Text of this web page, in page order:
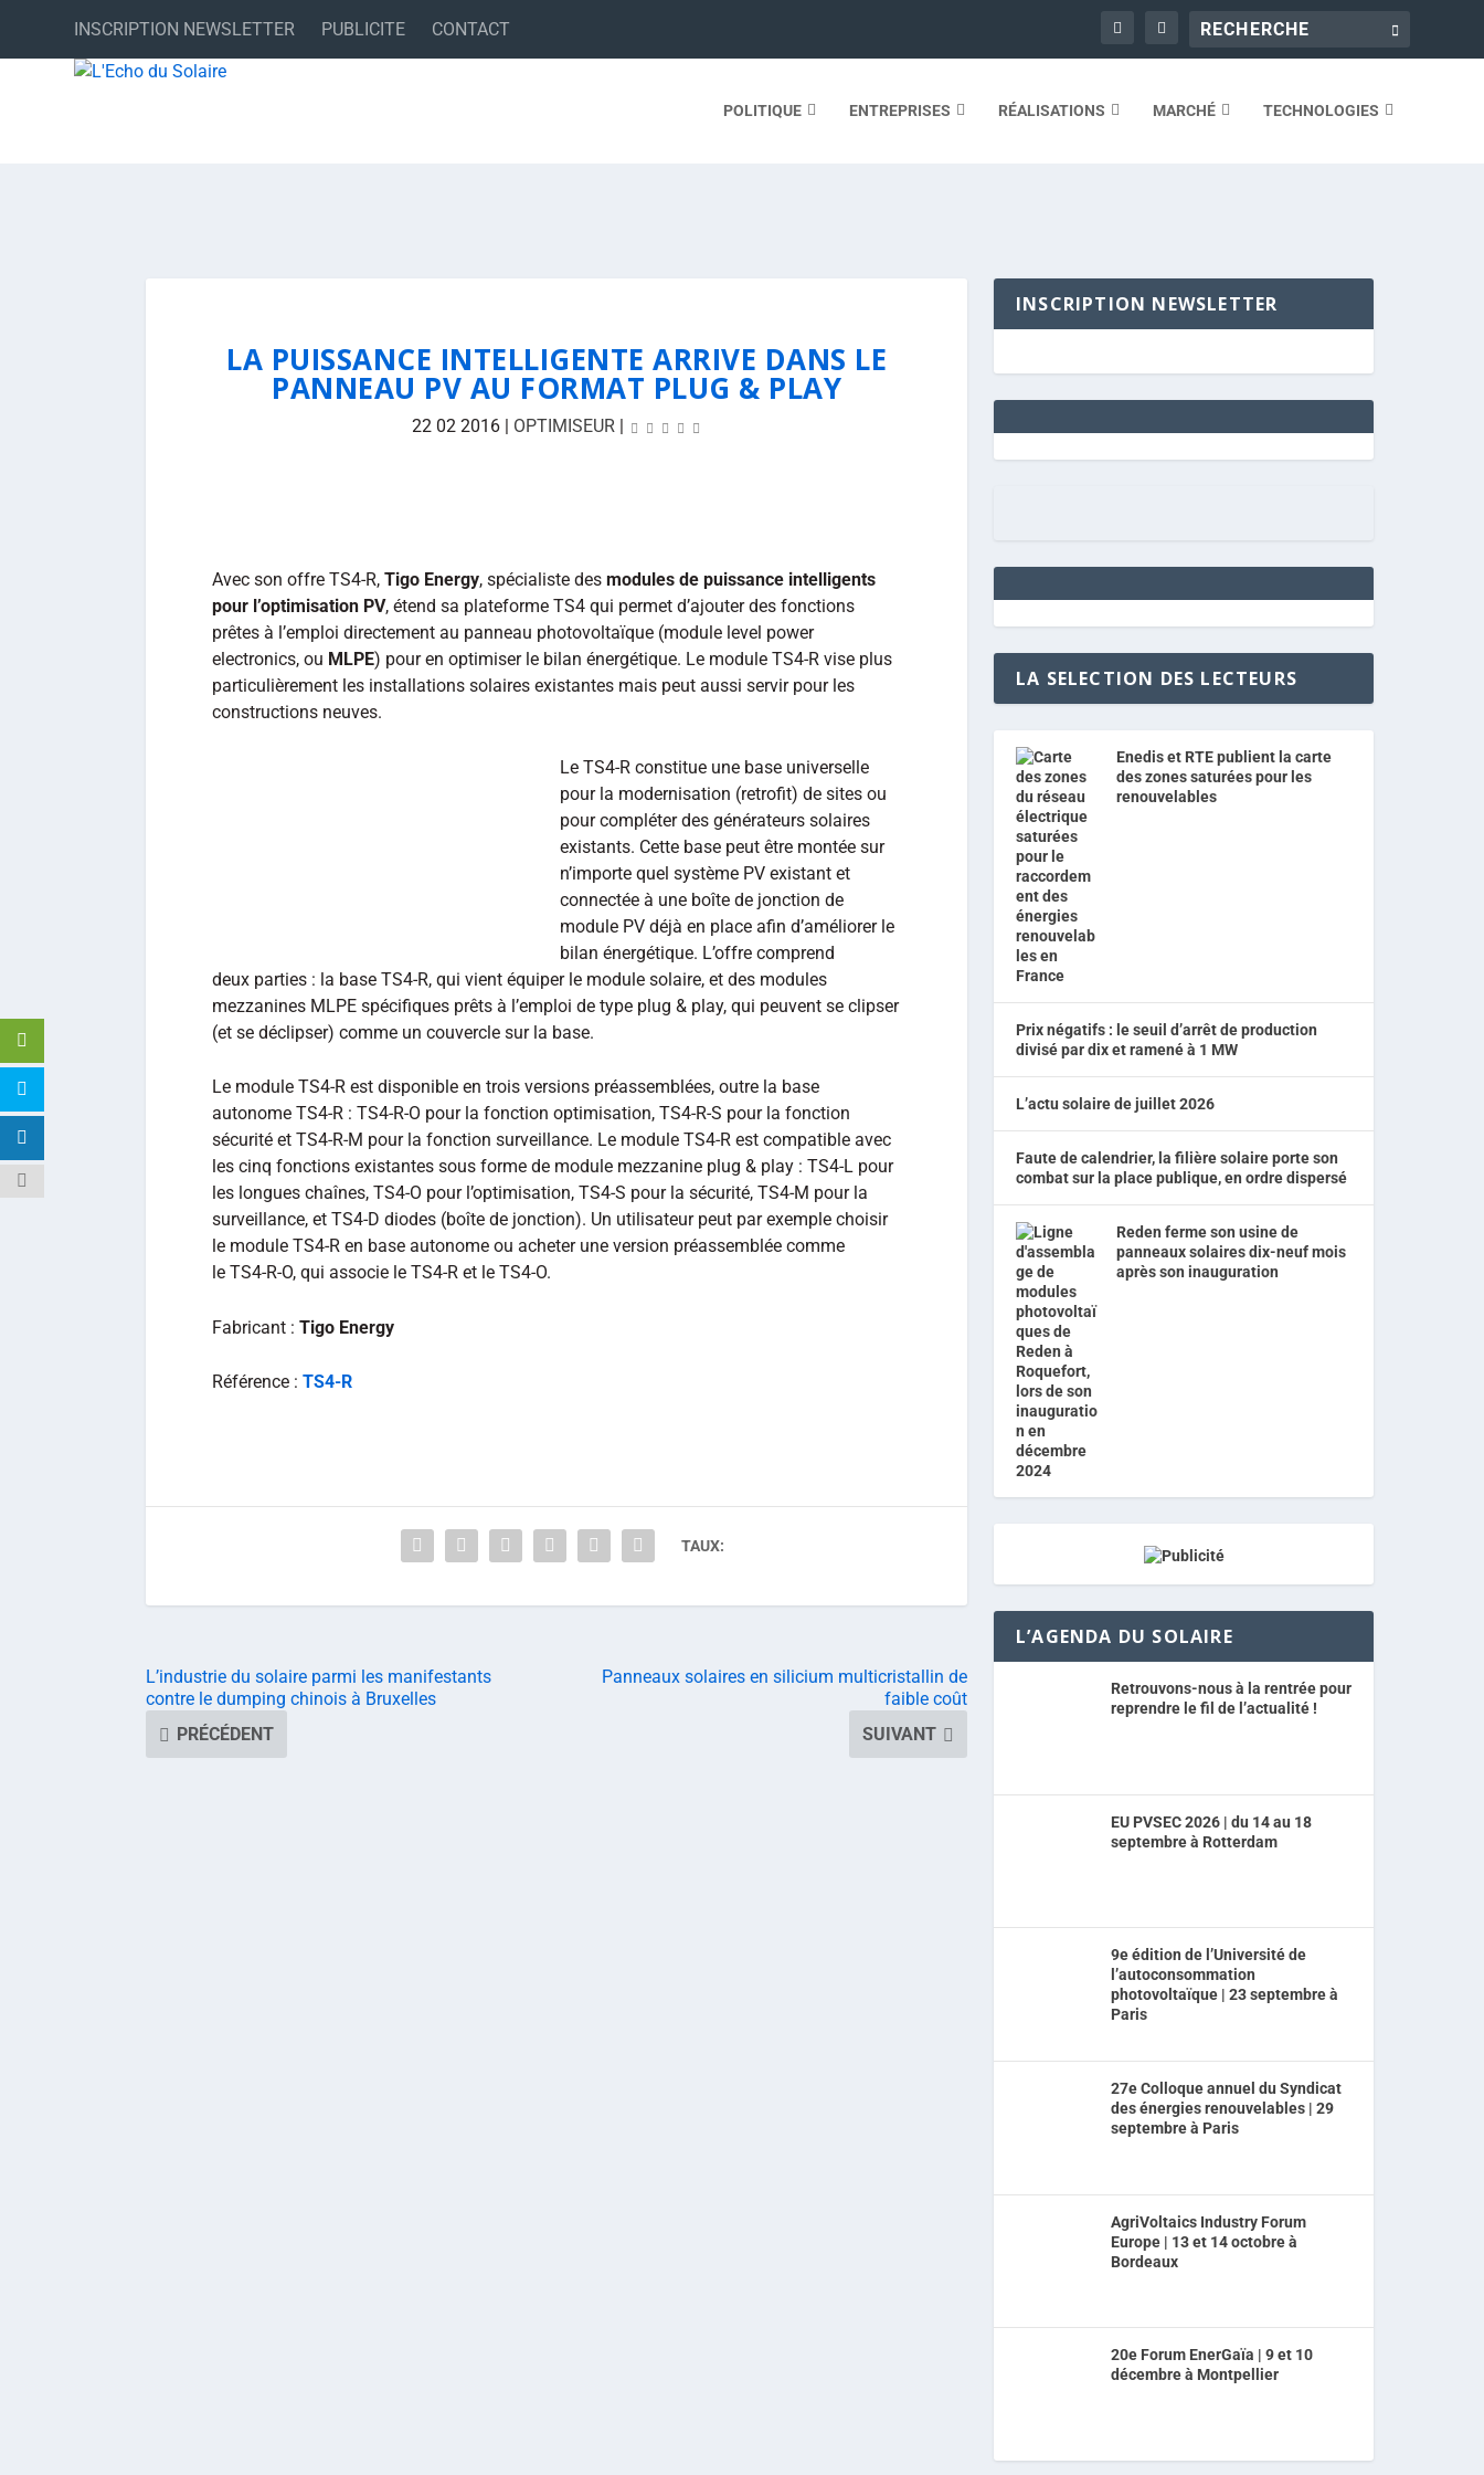
INSCRIPTION NEWSLETTER PUBLICITE CONTACT
POLITIQUE ENTREPRISES RÉALISATIONS MARCHÉ TECHNOLOGIES
LA PUISSANCE INTELLIGENTE ARRIVE DANS LE
PANNEAU PV AU FORMAT PLUG & PLAY
22 02 2016 | OPTIMISEUR |
Avec son offre TS4-R, Tigo Energy, spécialiste des modules de puissance intelligents
pour l’optimisation PV, étend sa plateforme TS4 qui permet d’ajouter des fonctions
prêtes à l’emploi directement au panneau photovoltaïque (module level power
electronics, ou MLPE) pour en optimiser le bilan énergétique. Le module TS4-R vise plus
particulièrement les installations solaires existantes mais peut aussi servir pour les
constructions neuves.
Le TS4-R constitue une base universelle
pour la modernisation (retrofit) de sites ou
pour compléter des générateurs solaires
existants. Cette base peut être montée sur
n’importe quel système PV existant et
connectée à une boîte de jonction de
module PV déjà en place afin d’améliorer le
bilan énergétique. L’offre comprend
deux parties : la base TS4-R, qui vient équiper le module solaire, et des modules
mezzanines MLPE spécifiques prêts à l’emploi de type plug & play, qui peuvent se clipser
(et se déclipser) comme un couvercle sur la base.
Le module TS4-R est disponible en trois versions préassemblées, outre la base
autonome TS4-R : TS4-R-O pour la fonction optimisation, TS4-R-S pour la fonction
sécurité et TS4-R-M pour la fonction surveillance. Le module TS4-R est compatible avec
les cinq fonctions existantes sous forme de module mezzanine plug & play : TS4-L pour
les longues chaînes, TS4-O pour l’optimisation, TS4-S pour la sécurité, TS4-M pour la
surveillance, et TS4-D diodes (boîte de jonction). Un utilisateur peut par exemple choisir
le module TS4-R en base autonome ou acheter une version préassemblée comme
le TS4-R-O, qui associe le TS4-R et le TS4-O.
Fabricant : Tigo Energy
Référence : TS4-R
TAUX:
L’industrie du solaire parmi les manifestants
contre le dumping chinois à Bruxelles
PRÉCÉDENT
Panneaux solaires en silicium multicristallin de
faible coût
SUIVANT
INSCRIPTION NEWSLETTER
LA SELECTION DES LECTEURS
Enedis et RTE publient la carte
des zones saturées pour les
renouvelables
Prix négatifs : le seuil d’arrêt de production
divisé par dix et ramené à 1 MW
L’actu solaire de juillet 2026
Faute de calendrier, la filière solaire porte son
combat sur la place publique, en ordre dispersé
Reden ferme son usine de
panneaux solaires dix-neuf mois
après son inauguration
L’AGENDA DU SOLAIRE
Retrouvons-nous à la rentrée pour
reprendre le fil de l’actualité !
EU PVSEC 2026 | du 14 au 18
septembre à Rotterdam
9e édition de l’Université de
l’autoconsommation
photovoltaïque | 23 septembre à
Paris
27e Colloque annuel du Syndicat
des énergies renouvelables | 29
septembre à Paris
AgriVoltaics Industry Forum
Europe | 13 et 14 octobre à
Bordeaux
20e Forum EnerGaïa | 9 et 10
décembre à Montpellier